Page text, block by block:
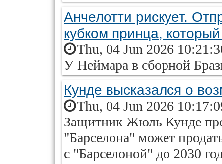
Анчелотти рискует.
кубком принца,
Thu, 04 Jun 2026
У Неймара в сборной
Кунде высказался о
Thu, 04 Jun 2026
Защитник Жюль Кунде
"Барселона" может
с "Барселоной" до 2030